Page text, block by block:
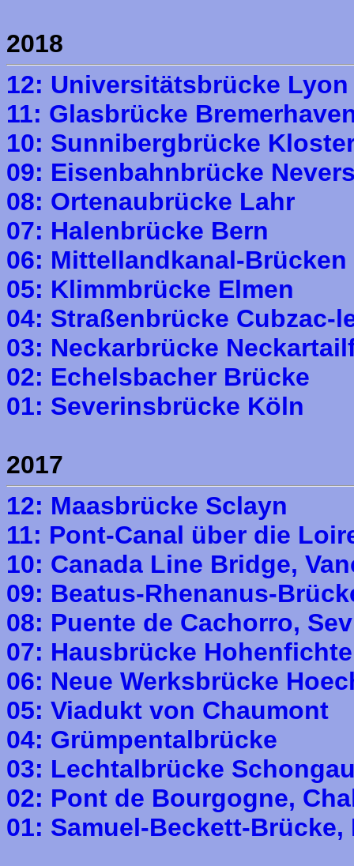
2018
12: Universitätsbrücke Lyon
11: Glasbrücke
10: Sunnibergbrücke
09: Eisenbahnbrücke
08: Ortenaubrücke Lahr
07: Halenbrücke Bern
06: Mittellandkanal-Brücken
05: Klimmbrücke Elmen
04: Straßenbrücke Cubzac-
03: Neckarbrücke
02: Echelsbacher Brücke
01: Severinsbrücke Köln
2017
12: Maasbrücke Sclayn
11: Pont-Canal über die
10: Canada Line Bridge,
09: Beatus-Rhenanus-
08: Puente de Cachorro,
07: Hausbrücke Hohenfichte
06: Neue Werksbrücke
05: Viadukt von Chaumont
04: Grümpentalbrücke
03: Lechtalbrücke
02: Pont de Bourgogne,
01: Samuel-Beckett-Brücke,